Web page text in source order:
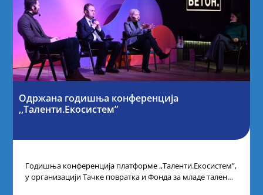
Одржана годишња конференција
,,Таленти.Екосистем”
Годишња конференција платформе ,,Таленти.Екосистем”,
у организацији Тачке повратка и Фонда за младе таленте